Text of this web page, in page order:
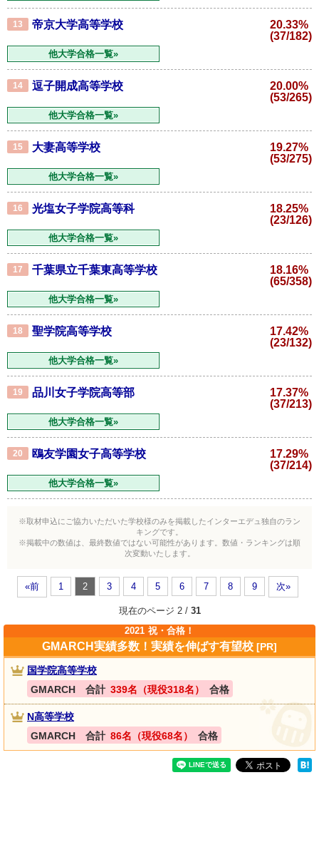
13 帝京大学高等学校
20.33%
(37/182)
他大学合格一覧»
14 逗子開成高等学校
20.00%
(53/265)
他大学合格一覧»
15 大妻高等学校
19.27%
(53/275)
他大学合格一覧»
16 光塩女子学院高等科
18.25%
(23/126)
他大学合格一覧»
17 千葉県立千葉東高等学校
18.16%
(65/358)
他大学合格一覧»
18 聖学院高等学校
17.42%
(23/132)
他大学合格一覧»
19 品川女子学院高等部
17.37%
(37/213)
他大学合格一覧»
20 鴎友学園女子高等学校
17.29%
(37/214)
他大学合格一覧»
※取材申込にご協力いただいた学校様のみを掲載したインターエデュ独自のラン
キングです。
※掲載中の数値は、最終数値ではない可能性があります。数値・ランキングは順
次変動いたします。
«前 1 2 3 4 5 6 7 8 9 次»
現在のページ 2 / 31
2021 祝・合格！
GMARCH実績多数！実績を伸ばす有望校 [PR]
国学院高等学校
GMARCH 合計 339名（現役318名） 合格
N高等学校
GMARCH 合計 86名（現役68名） 合格